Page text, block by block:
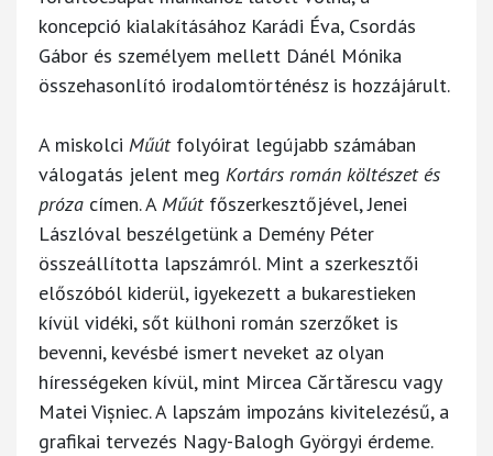
koncepció kialakításához Karádi Éva, Csordás
Gábor és személyem mellett Dánél Mónika
összehasonlító irodalomtörténész is hozzájárult.
A miskolci Műútfolyóirat legújabb számában
válogatás jelent meg Kortárs román költészet és
próza címen. AMűútfőszerkesztőjével, Jenei
Lászlóval beszélgetünk a Demény Péter
összeállította lapszámról. Mint a szerkesztői
előszóból kiderül, igyekezett a bukarestieken
kívül vidéki, sőt külhoni román szerzőket is
bevenni, kevésbé ismert neveket az olyan
hírességeken kívül, mint Mircea Cărtărescu vagy
Matei Vișniec. A lapszám impozáns kivitelezésű, a
grafikai tervezés Nagy-Balogh Györgyi érdeme.